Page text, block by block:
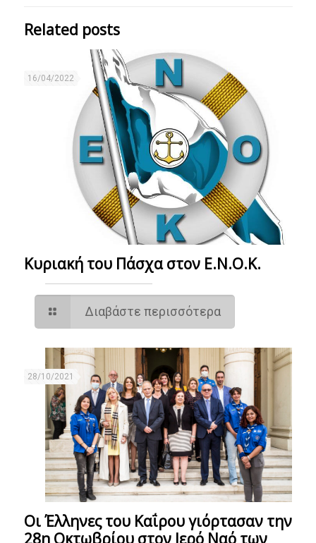
Related posts
16/04/2022
Κυριακή του Πάσχα στον Ε.Ν.Ο.Κ.
Διαβάστε περισσότερα
28/10/2021
Οι Έλληνες του Καΐρου γιόρτασαν την
28η Οκτωβρίου στον Ιερό Ναό των